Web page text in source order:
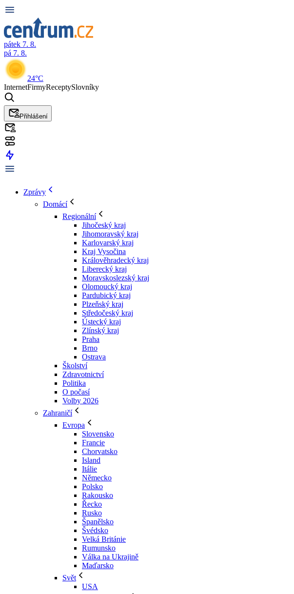
pátek 7. 8.
pá 7. 8.
24°C
InternetFirmyReceptySlovníky
Přihlášení
Zprávy
Domácí
Regionální
Jihočeský kraj
Jihomoravský kraj
Karlovarský kraj
Kraj Vysočina
Králověhradecký kraj
Liberecký kraj
Moravskoslezský kraj
Olomoucký kraj
Pardubický kraj
Plzeňský kraj
Středočeský kraj
Ústecký kraj
Zlínský kraj
Praha
Brno
Ostrava
Školství
Zdravotnictví
Politika
O počasí
Volby 2026
Zahraničí
Evropa
Slovensko
Francie
Chorvatsko
Island
Itálie
Německo
Polsko
Rakousko
Řecko
Rusko
Španělsko
Švédsko
Velká Británie
Rumunsko
Válka na Ukrajině
Maďarsko
Svět
USA